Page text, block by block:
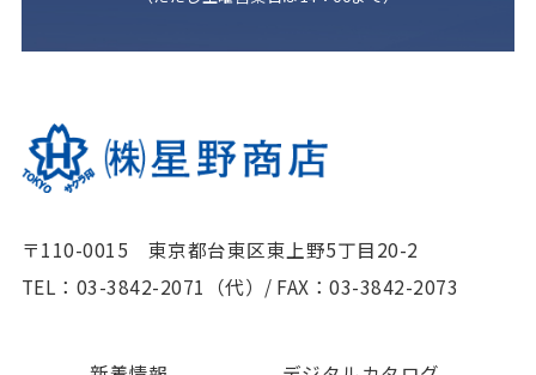
〒110-0015 東京都台東区東上野5丁目20-2
TEL：03-3842-2071（代） / FAX：03-3842-2073